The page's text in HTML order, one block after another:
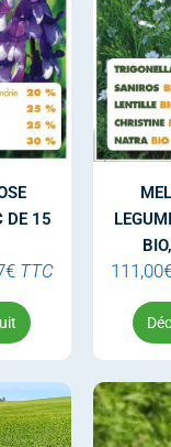
DE 15
€ TTC 111,00